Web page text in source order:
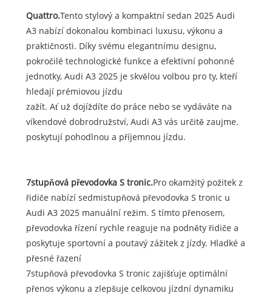
Quattro.Tento stylový a kompaktní sedan 2025 Audi
A3 nabízí dokonalou kombinaci luxusu, výkonu a
praktičnosti. Díky svému elegantnímu designu,
pokročilé technologické funkce a efektivní pohonné
jednotky, Audi A3 2025 je skvělou volbou pro ty, kteří
hledají prémiovou jízdu
zažít. Ať už dojíždíte do práce nebo se vydáváte na
víkendové dobrodružství, Audi A3 vás určitě zaujme.
poskytují pohodlnou a příjemnou jízdu.
7stupňová převodovka S tronic.Pro okamžitý požitek z
řidiče nabízí sedmistupňová převodovka S tronic u
Audi A3 2025 manuální režim. S tímto přenosem,
převodovka řízení rychle reaguje na podněty řidiče a
poskytuje sportovní a poutavý zážitek z jízdy. Hladké a
přesné řazení
7stupňová převodovka S tronic zajišťuje optimální
přenos výkonu a zlepšuje celkovou jízdní dynamiku